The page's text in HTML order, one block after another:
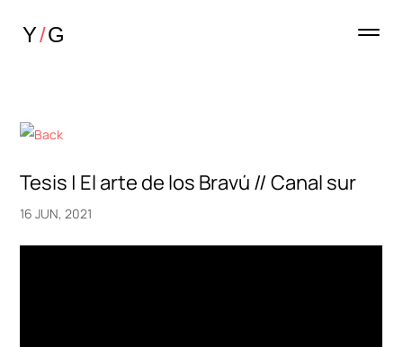
Tesis | El arte de los Bravú // Canal sur
16 JUN, 2021